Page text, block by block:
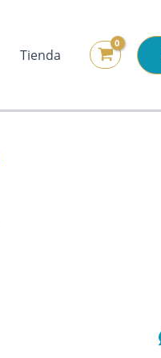
Tienda